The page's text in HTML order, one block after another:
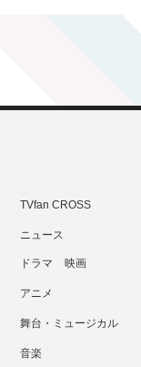
TVfan CROSS
ニュース
ドラマ 映画
アニメ
舞台・ミュージカル
音楽